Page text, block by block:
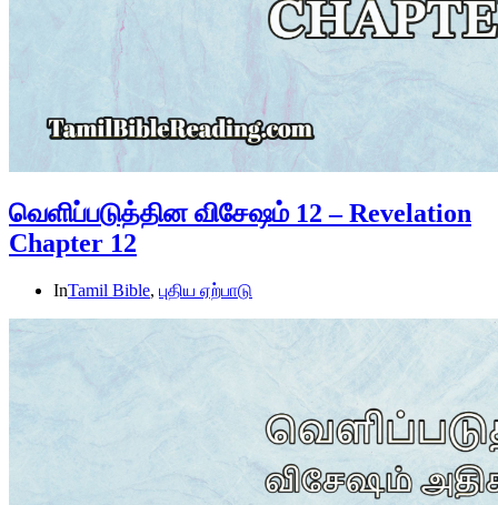
வெளிப்படுத்தின விசேஷம் 12 – Revelation
Chapter 12
InTamil Bible, புதிய ஏற்பாடு